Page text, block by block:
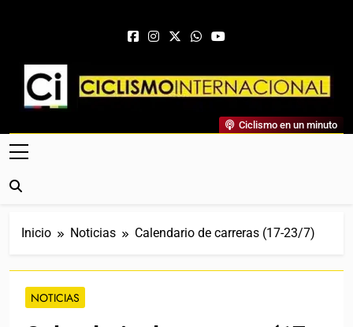
Ciclismo Internacional
Web Dedicada Al Ciclismo Mundial. Entrevistas, Análisis,
Crónicas, Previas Y Más. La Web Ciclista De Referencia.
Ciclismo en un minuto
Inicio Noticias Calendario de carreras (17-23/7)
NOTICIAS